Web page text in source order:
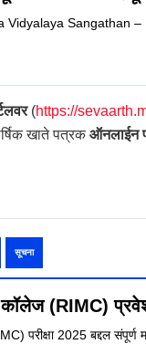
Vidyalaya Sangathan –
(https://
खाते पत्रकऑनलाईन
सूचना
कॉलेज (RIMC)
परीक्षा 2025 बद्दल